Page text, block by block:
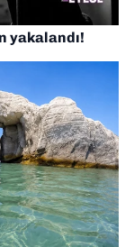
yakalandı!